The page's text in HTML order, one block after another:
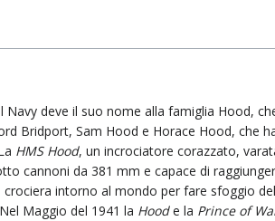
Navy deve il suo nome alla famiglia Hood,
Bridport, Sam Hood e Horace Hood, che
HMS Hood, un incrociatore corazzato,
cannoni da 381 mm e capace di
intorno al mondo per fare sfoggio
Maggio del 1941 la Hoode la Prince of